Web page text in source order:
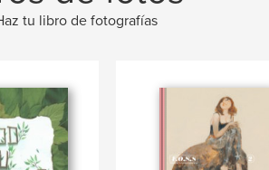
tu libro de fotografías